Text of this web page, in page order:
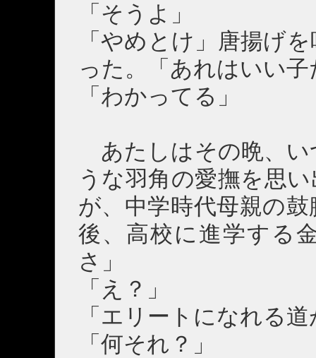
「そうよ」
「やめとけ」唐揚げ
った。「あれはいい
「わかってる」
あたしはその晩、い
うな羽角の愛撫を思
が、中学時代母親の
後、高校に進学する
さ」
「え？」
「エリートになれる
「何それ？」